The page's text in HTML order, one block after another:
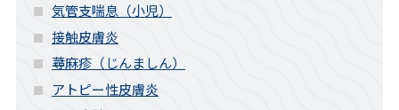
気管支喘息（小児）
接触皮膚炎
蕁麻疹（じんましん）
アトピー性皮膚炎